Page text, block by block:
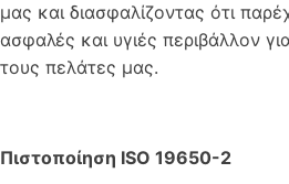
μας και διασφαλίζοντας ότι
ασφαλές και υγιές περιβάλλον
τους πελάτες μας.
Πιστοποίηση ISO 19650-2